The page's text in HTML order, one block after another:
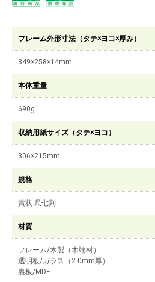
フレーム外形寸法（タテ×ヨコ×厚み）
349×258×14mm
本体重量
690g
収納用紙サイズ（タテ×ヨコ）
306×215mm
規格
賞状 尺七判
材質
フレーム/木製（木端材）
透明板/ガラス（2.0mm厚）
裏板/MDF